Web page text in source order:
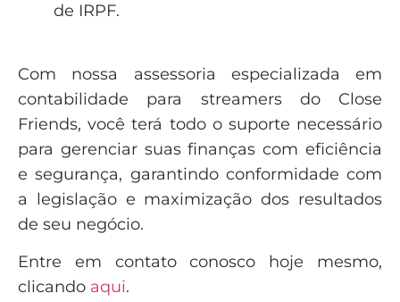
de IRPF.
Com nossa assessoria especializada em
contabilidade para streamers do Close
Friends, você terá todo o suporte necessário
para gerenciar suas finanças com eficiência
e segurança, garantindo conformidade com
a legislação e maximização dos resultados
de seu negócio.
Entre em contato conosco hoje mesmo,
clicando aqui.